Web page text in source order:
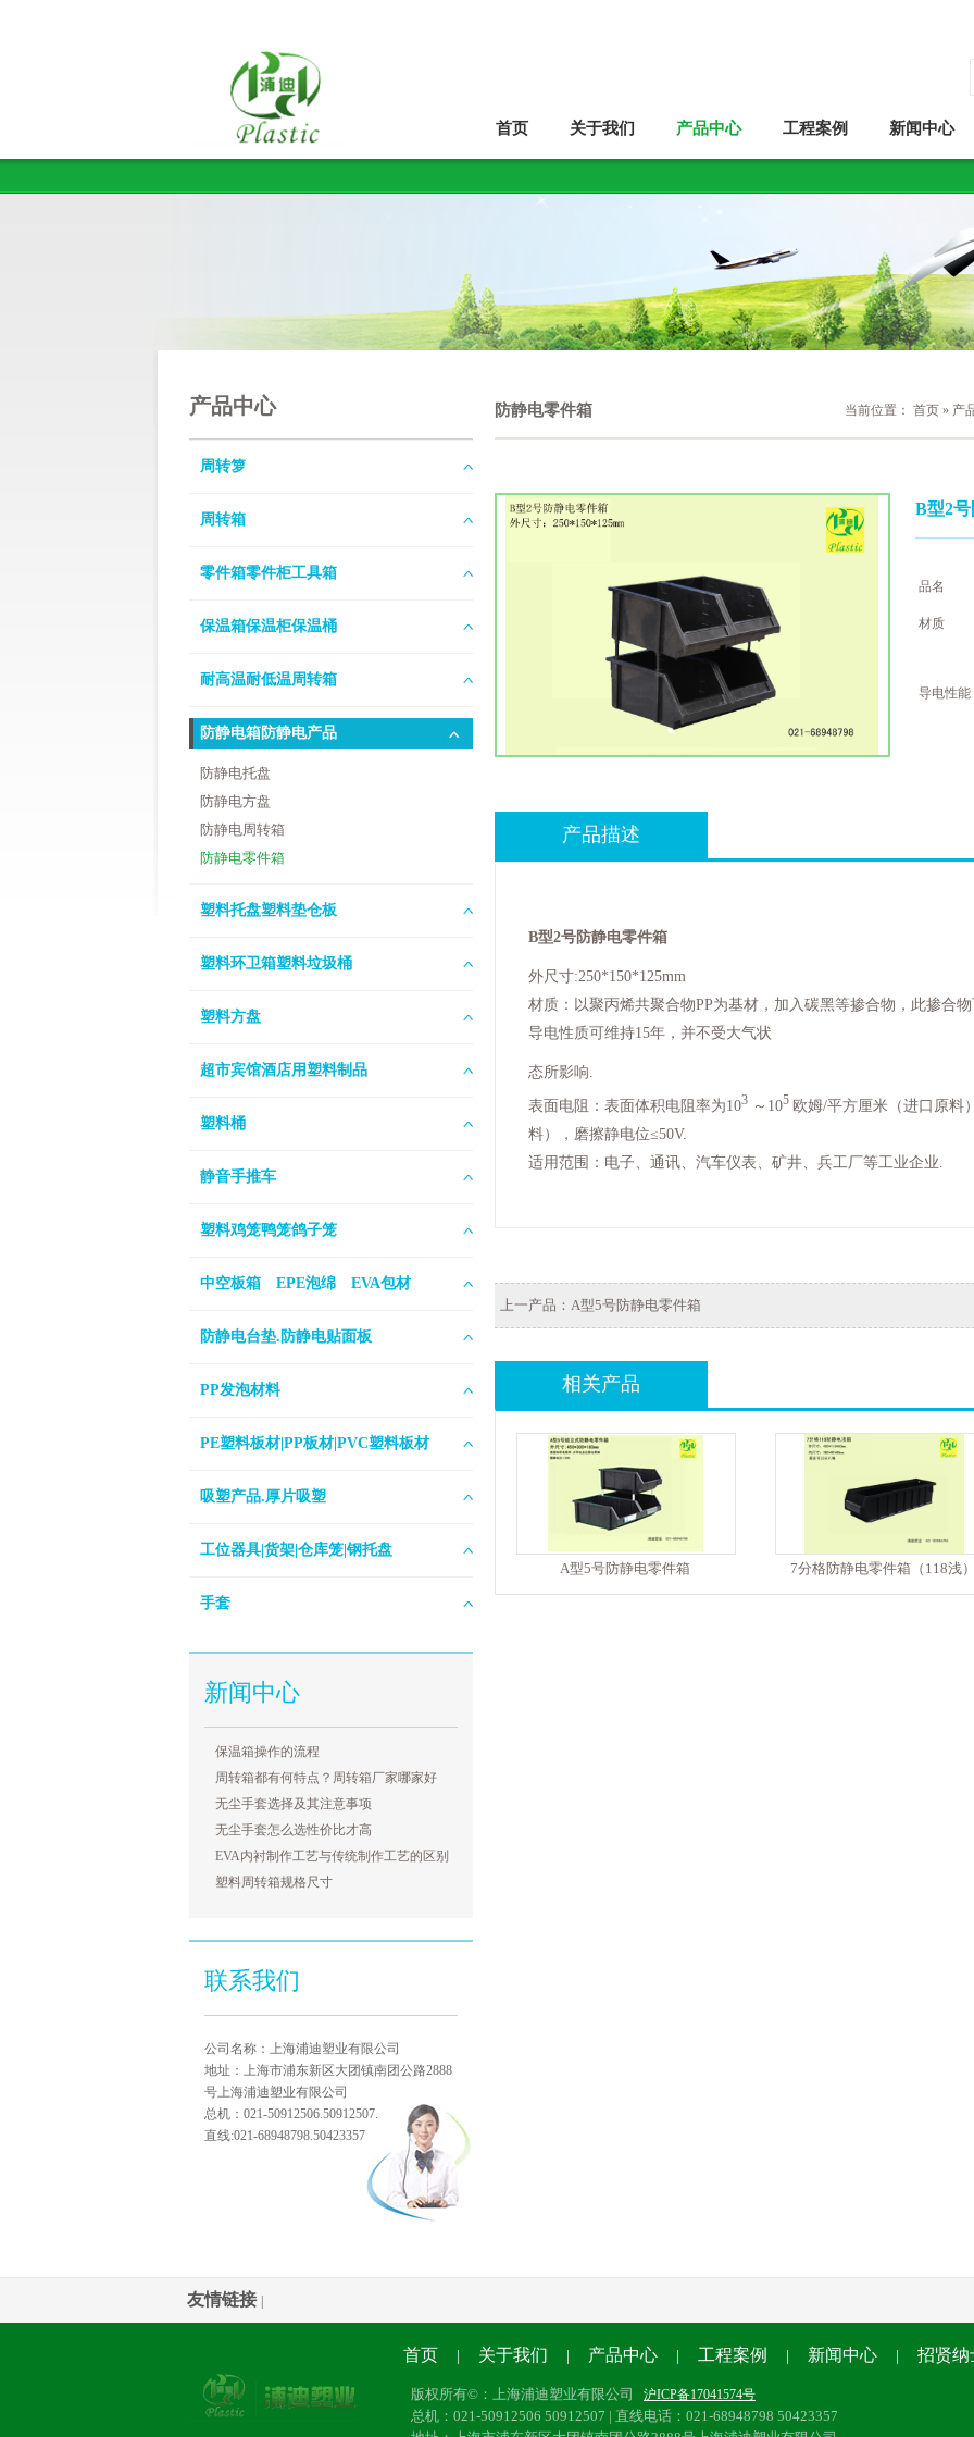
新闻中心
工程案例
产品中心
关于我们
首页
产品中心
周转箩
周转箱
零件箱零件柜工具箱
保温箱保温柜保温桶
耐高温耐低温周转箱
防静电箱防静电产品
防静电托盘
防静电方盘
防静电周转箱
防静电零件箱
塑料托盘塑料垫仓板
塑料环卫箱塑料垃圾桶
塑料方盘
超市宾馆酒店用塑料制品
塑料桶
静音手推车
塑料鸡笼鸭笼鸽子笼
中空板箱 EPE泡绵 EVA包材
防静电台垫.防静电贴面板
PP发泡材料
PE塑料板材|PP板材|PVC塑料板材
吸塑产品.厚片吸塑
工位器具|货架|仓库笼|钢托盘
手套
新闻中心
保温箱操作的流程
周转箱都有何特点？周转箱厂家哪家好
无尘手套选择及其注意事项
无尘手套怎么选性价比才高
EVA内衬制作工艺与传统制作工艺的区别
塑料周转箱规格尺寸
联系我们
公司名称：上海浦迪塑业有限公司
地址：上海市浦东新区大团镇南团公路2888
号上海浦迪塑业有限公司
总机：021-50912506.50912507.
直线:021-68948798.50423357
防静电零件箱 当前位置： 首页» 产
B型2
品名
材质
导电性能
产品描述
B型2号防静电零件箱
外尺寸:250*150*125mm
材质：以聚丙烯共聚合物PP为基材，加入碳黑等掺合物，此掺合
导电性质可维持15年，并不受大气状
态所影响.
表面电阻：表面体积电阻率为103～105 欧姆/平方厘米（进口原料
料），磨擦静电位≤50V.
适用范围：电子、通讯、汽车仪表、矿井、兵工厂等工业企业.
上一产品： A型5号防静电零件箱
相关产品
A型5号防静电零件箱 7分格防静电零件箱（118浅
友情链接
首页 关于我们 产品中心 工程案例 新闻中心 招贤纳
版权所有©：上海浦迪塑业有限公司 沪ICP备17041574号
总机：021-50912506 50912507 | 直线电话：021-68948798 50423357